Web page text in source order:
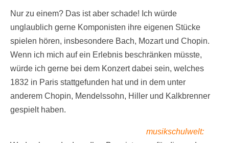
Nur zu einem? Das ist aber schade! Ich würde
unglaublich gerne Komponisten ihre eigenen Stücke
spielen hören, insbesondere Bach, Mozart und Chopin.
Wenn ich mich auf ein Erlebnis beschränken müsste,
würde ich gerne bei dem Konzert dabei sein, welches
1832 in Paris stattgefunden hat und in dem unter
anderem Chopin, Mendelssohn, Hiller und Kalkbrenner
gespielt haben.
musikschulwelt: